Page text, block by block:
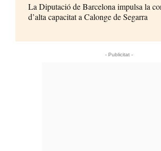
La Diputació de Barcelona impulsa la
d’alta capacitat a Calonge de Segarra
- Publicitat -